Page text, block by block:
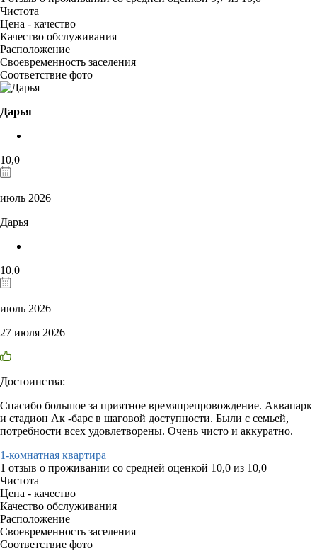
Чистота
Цена - качество
Качество обслуживания
Расположение
Своевременность заселения
Соответствие фото
Дарья
10,0
июль 2026
Дарья
10,0
июль 2026
27 июля 2026
Достоинства:
Спасибо большое за приятное времяпрепровождение. Аквапарк
и стадион Ак -барс в шаговой доступности. Были с семьей,
потребности всех удовлетворены. Очень чисто и аккуратно.
1-комнатная квартира
1 отзыв о проживании со средней оценкой 10,0 из 10,0
Чистота
Цена - качество
Качество обслуживания
Расположение
Своевременность заселения
Соответствие фото